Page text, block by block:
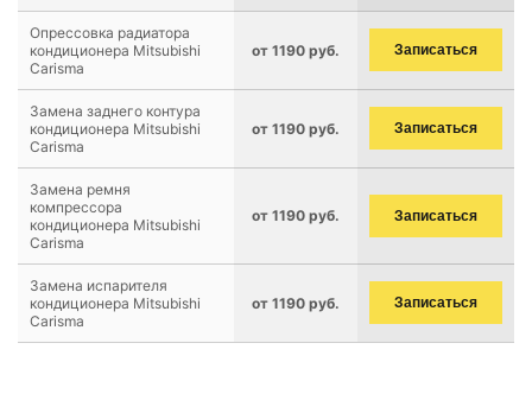
Опрессовка радиатора
кондиционера Mitsubishi
Carisma
от 1190 руб. Записаться
Замена заднего контура
кондиционера Mitsubishi
Carisma
от 1190 руб. Записаться
Замена ремня
компрессора
кондиционера Mitsubishi
Carisma
от 1190 руб. Записаться
Замена испарителя
кондиционера Mitsubishi
Carisma
от 1190 руб. Записаться